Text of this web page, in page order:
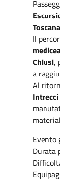
Toscana
Il
Chiusi,
a
Al
Intrecci
Evento
Durata